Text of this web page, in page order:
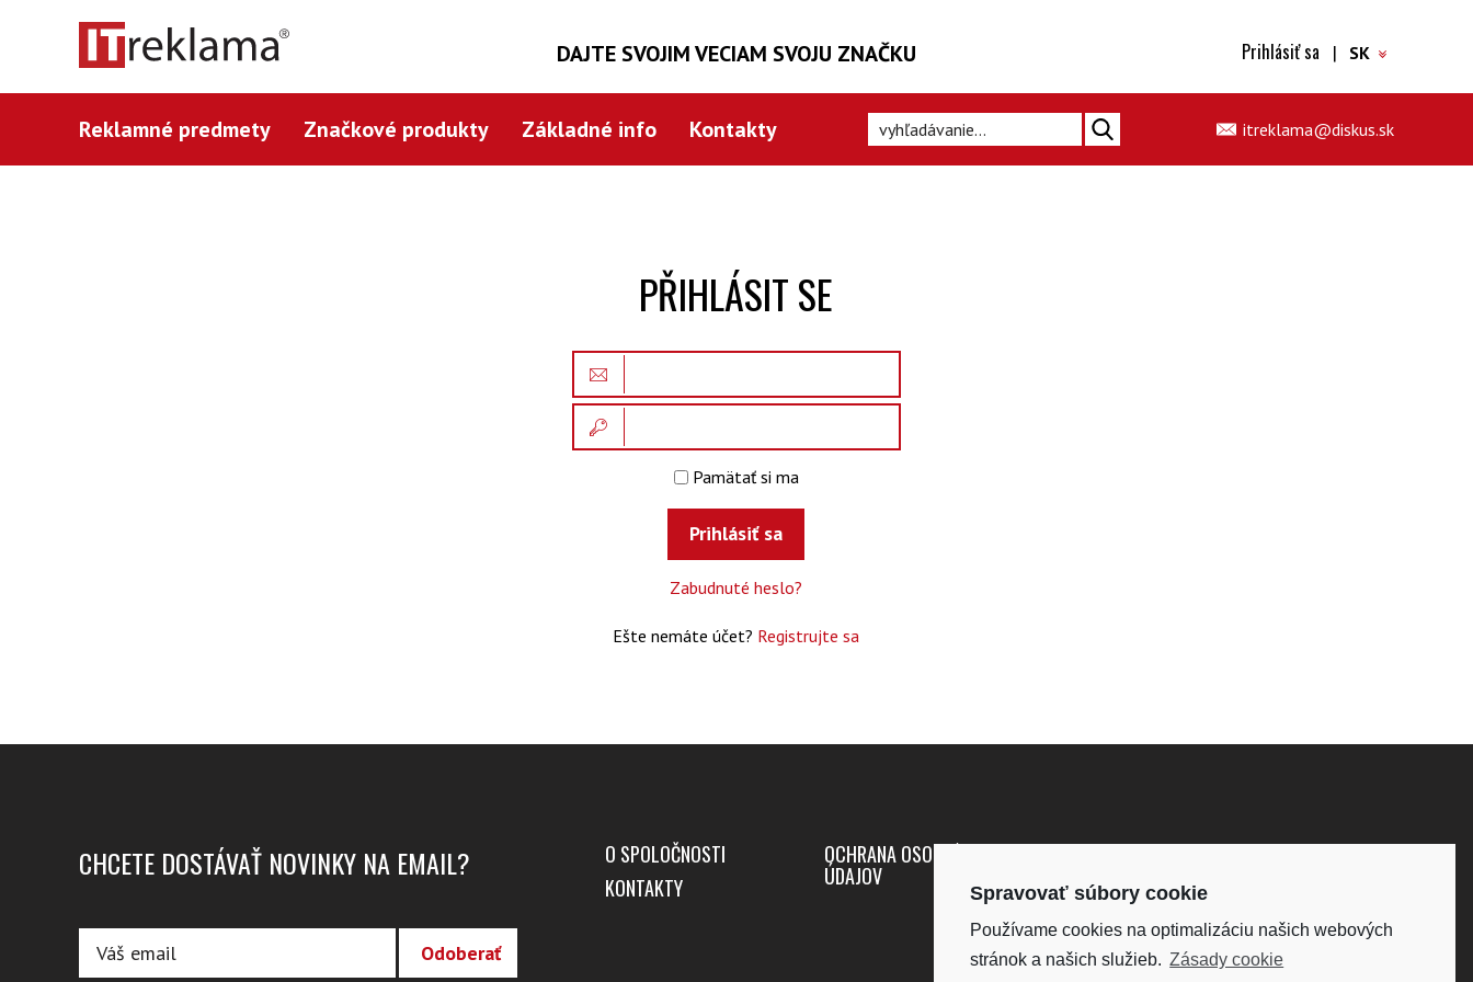
DAJTE SVOJIM VECIAM SVOJU ZNAČKU Prihlásiť sa | SK
Reklamné predmety Značkové produkty Základné info Kontakty itreklama@diskus.sk
PŘIHLÁSIT SE
Pamätať si ma
Zabudnuté heslo?
Ešte nemáte účet? Registrujte sa
CHCETE DOSTÁVAŤ NOVINKY NA EMAIL?
O SPOLOČNOSTI
KONTAKTY
OCHRANA OSOBNÝCH
ÚDAJOV
DIČ: SK2020418224
Fakturačná adresa:
Víťazná 234, 958 04
Spravovať súbory cookie
Používame cookies na optimalizáciu našich webových
stránok a našich služieb. Zásady cookie